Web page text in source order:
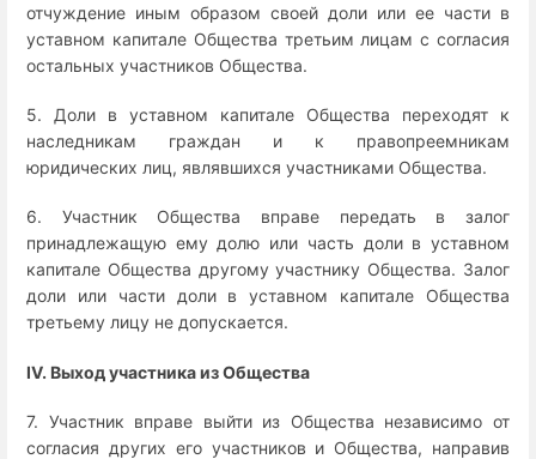
отчуждение иным образом своей доли или ее части в
уставном капитале Общества третьим лицам с согласия
остальных участников Общества.
5. Доли в уставном капитале Общества переходят к
наследникам граждан и к правопреемникам
юридических лиц, являвшихся участниками Общества.
6. Участник Общества вправе передать в залог
принадлежащую ему долю или часть доли в уставном
капитале Общества другому участнику Общества. Залог
доли или части доли в уставном капитале Общества
третьему лицу не допускается.
IV. Выход участника из Общества
7. Участник вправе выйти из Общества независимо от
согласия других его участников и Общества, направив